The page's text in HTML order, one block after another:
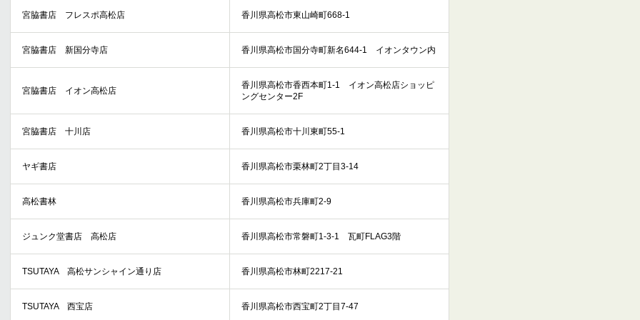
宮脇書店 フレスポ高松店 香川県高松市東山崎町668-1
宮脇書店 新国分寺店 香川県高松市国分寺町新名644-1 イオンタウン内
宮脇書店 イオン高松店
香川県高松市香西本町1-1 イオン高松店ショッピ
ングセンター2F
宮脇書店 十川店 香川県高松市十川東町55-1
ヤギ書店 香川県高松市栗林町2丁目3-14
高松書林 香川県高松市兵庫町2-9
ジュンク堂書店 高松店 香川県高松市常磐町1-3-1 瓦町FLAG3階
TSUTAYA 高松サンシャイン通り店 香川県高松市林町2217-21
TSUTAYA 西宝店 香川県高松市西宝町2丁目7-47